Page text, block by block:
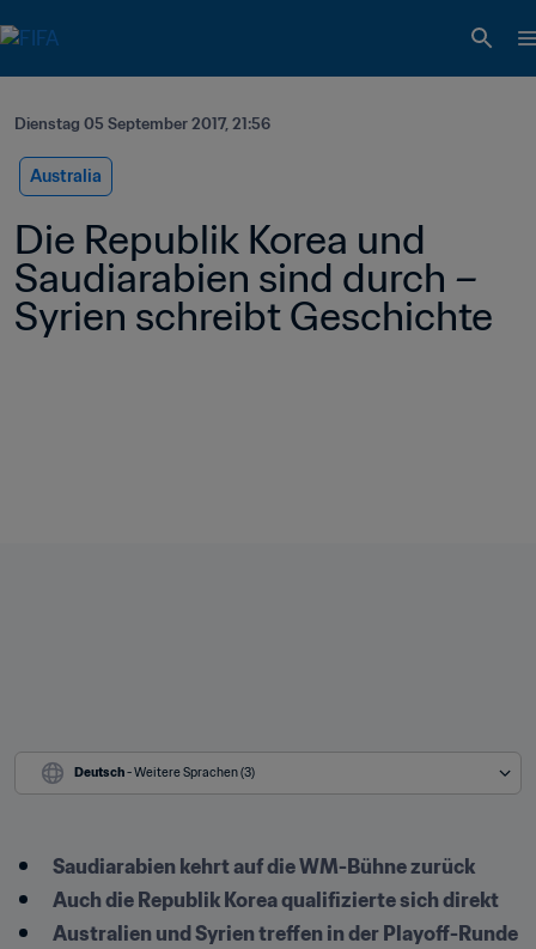
Dienstag 05 September 2017, 21:56
Australia
Die Republik Korea und
Saudiarabien sind durch –
Syrien schreibt Geschichte
Deutsch - Weitere Sprachen (3)
Saudiarabien kehrt auf die WM-Bühne zurück
Auch die Republik Korea qualifizierte sich direkt
Australien und Syrien treffen in der Playoff-Runde